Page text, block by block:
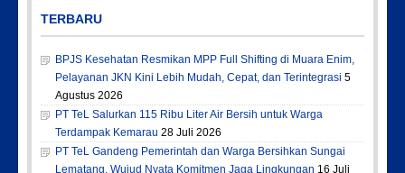
TERBARU
BPJS Kesehatan Resmikan MPP Full Shifting di Muara Enim,
Pelayanan JKN Kini Lebih Mudah, Cepat, dan Terintegrasi 5
Agustus 2026
PT TeL Salurkan 115 Ribu Liter Air Bersih untuk Warga
Terdampak Kemarau 28 Juli 2026
PT TeL Gandeng Pemerintah dan Warga Bersihkan Sungai
Lematang, Wujud Nyata Komitmen Jaga Lingkungan 16 Juli